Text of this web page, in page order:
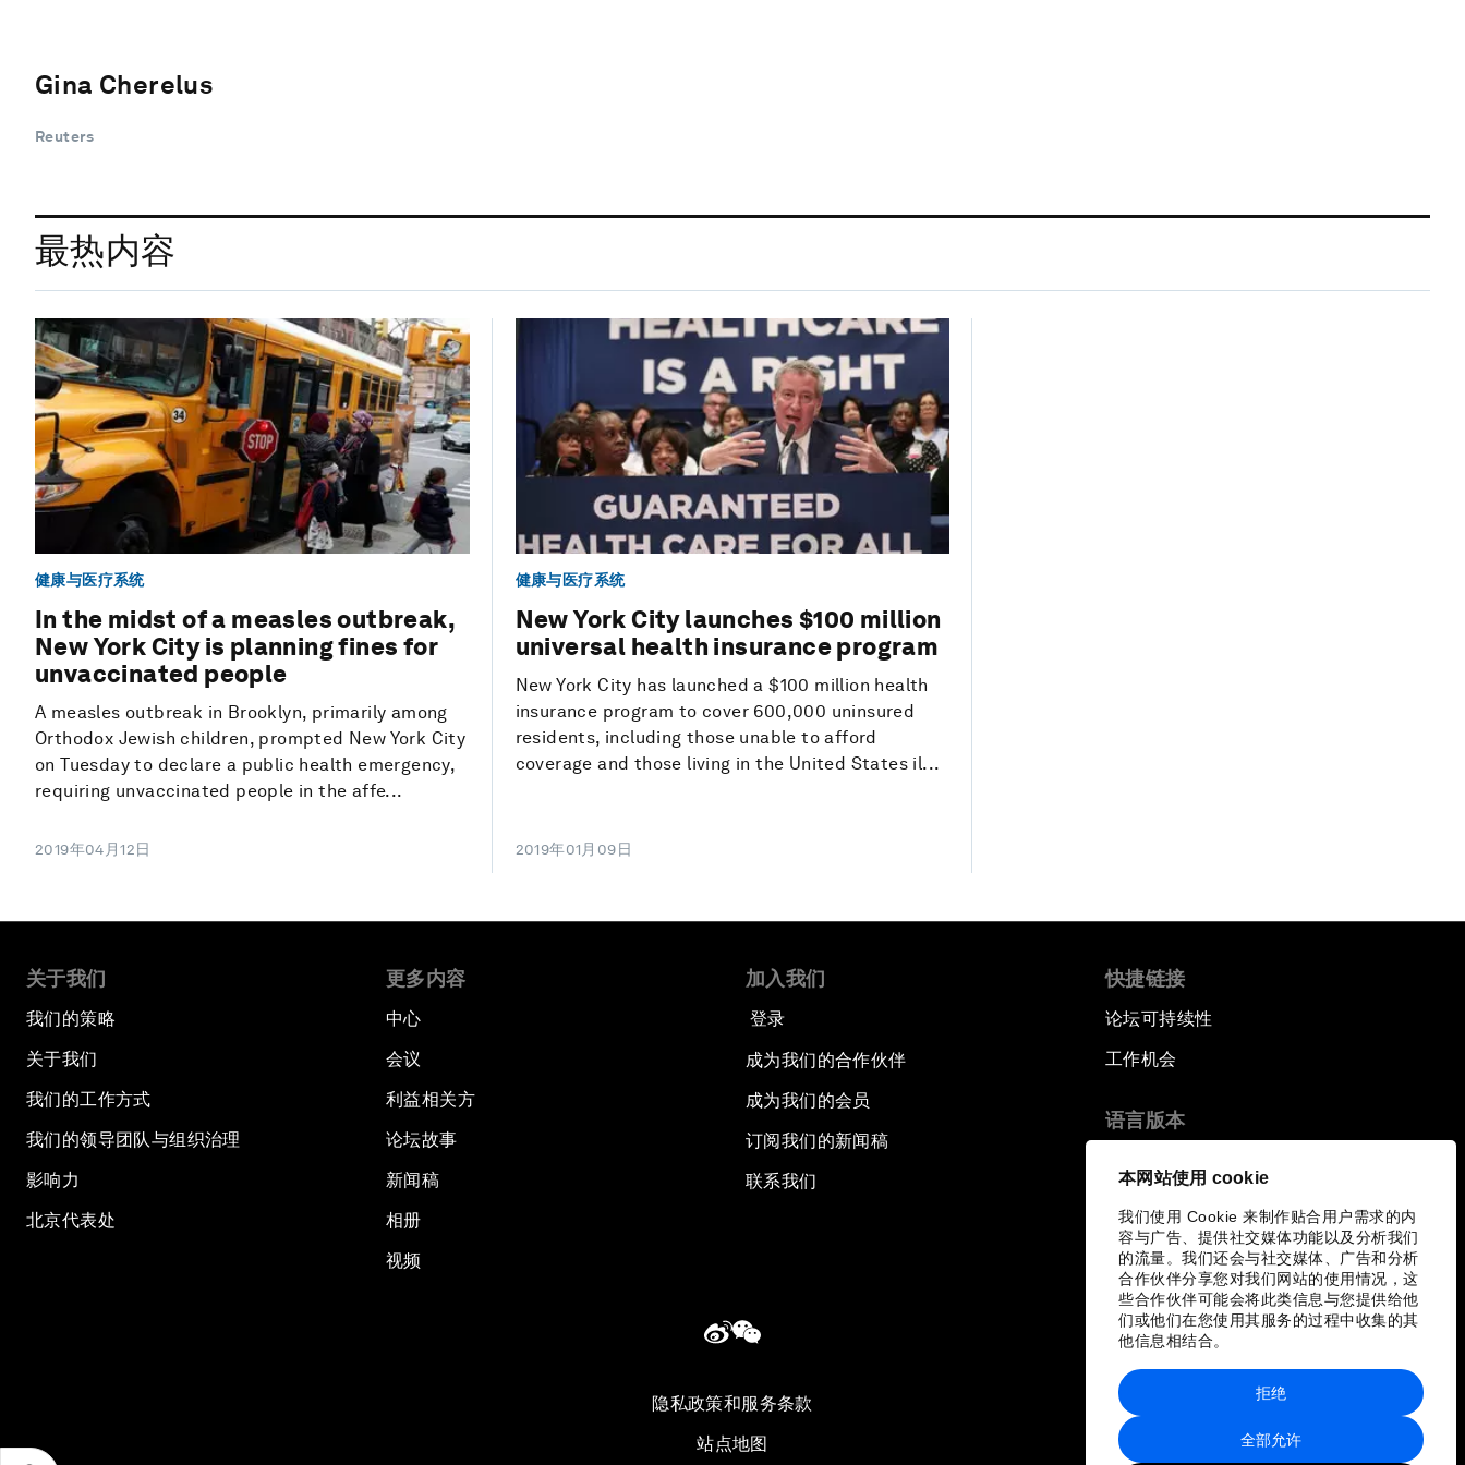
本网站使用 cookie
我们使用 Cookie 来制作贴合用户需求的内
容与广告、提供社交媒体功能以及分析我们
的流量。我们还会与社交媒体、广告和分析
合作伙伴分享您对我们网站的使用情况，这
些合作伙伴可能会将此类信息与您提供给他
们或他们在您使用其服务的过程中收集的其
他信息相结合。
全部允许
拒绝
Gina Cherelus
Reuters
最热内容
健康与医疗系统
In the midst of a measles outbreak,
New York City is planning fines for
unvaccinated people
A measles outbreak in Brooklyn, primarily among
Orthodox Jewish children, prompted New York City
on Tuesday to declare a public health emergency,
requiring unvaccinated people in the affe...
2019年04月12日
健康与医疗系统
New York City launches $100 million
universal health insurance program
New York City has launched a $100 million health
insurance program to cover 600,000 uninsured
residents, including those unable to afford
coverage and those living in the United States il...
2019年01月09日
关于我们
我们的策略
关于我们
我们的工作方式
我们的领导团队与组织治理
影响力
北京代表处
更多内容
中心
会议
利益相关方
论坛故事
新闻稿
相册
视频
加入我们
登录
成为我们的合作伙伴
成为我们的会员
订阅我们的新闻稿
联系我们
快捷链接
论坛可持续性
工作机会
语言版本
隐私政策和服务条款
站点地图